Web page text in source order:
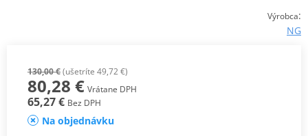
Výrobca:
NG
130,00 €(ušetríte 49,72 €)
80,28 € Vrátane DPH
65,27 € Bez DPH
Na objednávku